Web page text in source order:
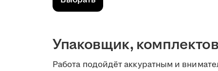
Упаковщик,
Работа подойдёт аккуратным и